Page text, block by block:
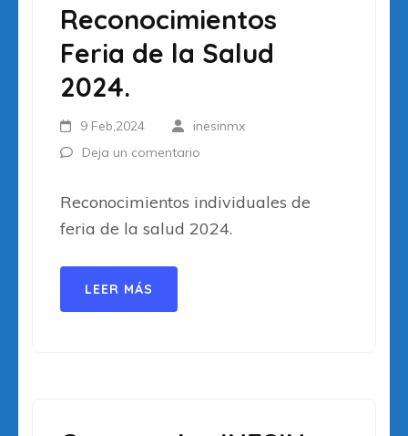
Reconocimientos
Feria de la Salud
2024.
9 Feb,2024
inesinmx
Deja un comentario
Reconocimientos individuales de
feria de la salud 2024.
LEER MÁS